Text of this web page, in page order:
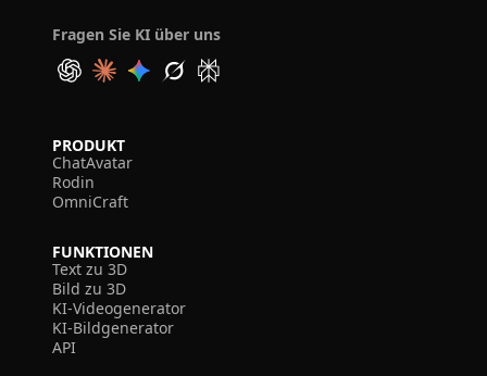
Fragen Sie KI über uns
PRODUKT
ChatAvatar
Rodin
OmniCraft
FUNKTIONEN
Text zu 3D
Bild zu 3D
KI-Videogenerator
KI-Bildgenerator
API